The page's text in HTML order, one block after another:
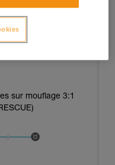
sur mouflage 3:1